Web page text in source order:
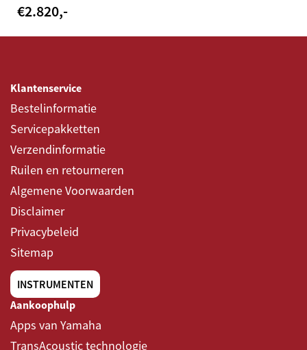
SmartPianist (gratis)
€2.820,-
Klantenservice
Bestelinformatie
Servicepakketten
Verzendinformatie
Ruilen en retourneren
Algemene Voorwaarden
Disclaimer
Privacybeleid
Sitemap
INSTRUMENTEN
Aankoophulp
Apps van Yamaha
TransAcoustic technologie